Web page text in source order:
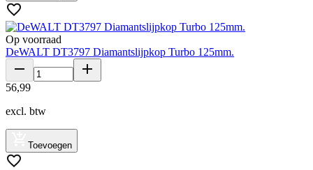
Op voorraad
DeWALT DT3797 Diamantslijpkop Turbo 125mm.
56,99
excl. btw
Toevoegen